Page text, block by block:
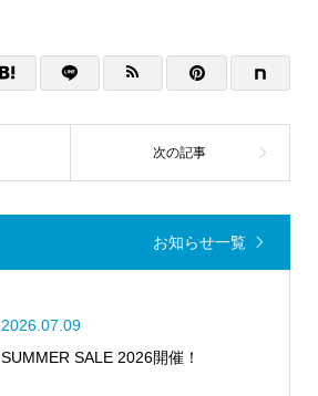
お知らせ一覧
2026.07.09
SUMMER SALE 2026開催！